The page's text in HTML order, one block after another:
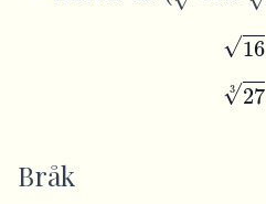
16=
273
Bråk